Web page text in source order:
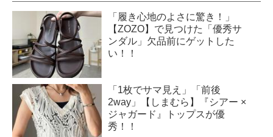
「履き心地のよさに驚き！」
【ZOZO】で見つけた「優秀サ
ンダル」欠品前にゲットした
い！！
「1枚でサマ見え」「前後
2way」【しまむら】『シアー ×
ジャガード』トップスが優
秀！！